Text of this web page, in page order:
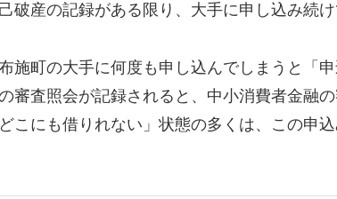
破産の記録がある限り、大手に申し込み続け
施町の大手に何度も申し込んでしまうと「
審査照会が記録されると、中小消費者金融
こにも借りれない」状態の多くは、この申